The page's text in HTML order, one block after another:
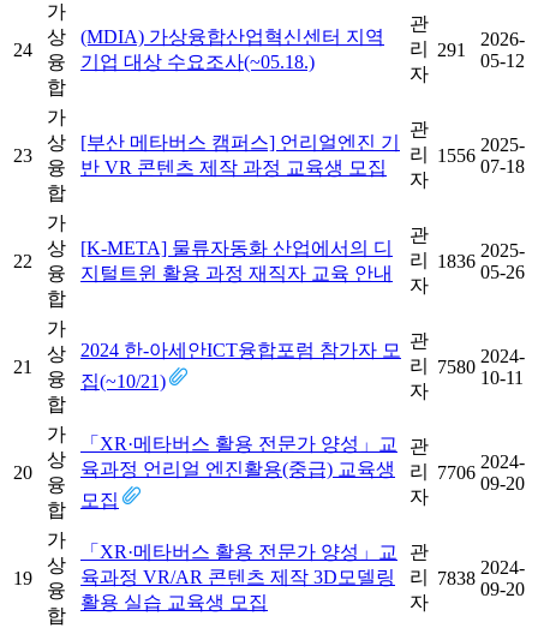
24
가
상
융
합
(MDIA) 가상융합산업혁신센터 지역
기업 대상 수요조사(~05.18.)
관
리
자
291
2026-
05-12
23
가
상
융
합
[부산 메타버스 캠퍼스] 언리얼엔진 기
반 VR 콘텐츠 제작 과정 교육생 모집
관
리
자
1556
2025-
07-18
22
가
상
융
합
[K-META] 물류자동화 산업에서의 디
지털트윈 활용 과정 재직자 교육 안내
관
리
자
1836
2025-
05-26
21
가
상
융
합
2024 한-아세안ICT융합포럼 참가자 모
집(~10/21)
관
리
자
7580
2024-
10-11
20
가
상
융
합
「XR·메타버스 활용 전문가 양성」교
육과정 언리얼 엔진활용(중급) 교육생
모집
관
리
자
7706
2024-
09-20
19
가
상
융
합
「XR·메타버스 활용 전문가 양성」교
육과정 VR/AR 콘텐츠 제작 3D모델링
활용 실습 교육생 모집
관
리
자
7838
2024-
09-20